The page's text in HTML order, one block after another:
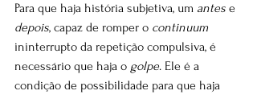
Para que haja história subjetiva, um antes e
depois, capaz de romper o continuum
ininterrupto da repetição compulsiva, é
necessário que haja o golpe. Ele é a
condição de possibilidade para que haja